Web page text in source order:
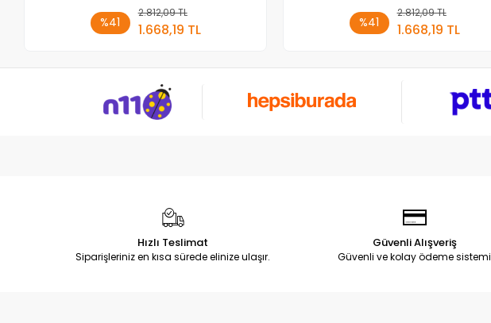
%41
2.812,09 TL
1.668,19 TL
Sepete Ekle
%41
2.812,09 TL
1.668,19 TL
Sepete Ekle
Hızlı Teslimat
Siparişleriniz en kısa sürede elinize ulaşır.
Güvenli Alışveriş
Güvenli ve kolay ödeme sistemi